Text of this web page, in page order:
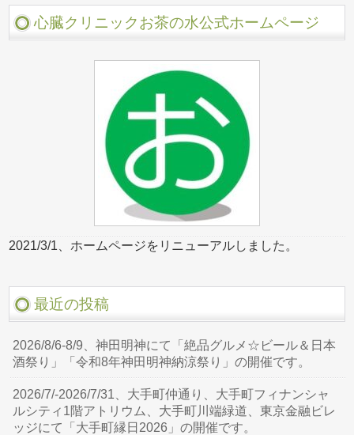
心臓クリニックお茶の水公式ホームページ
2021/3/1、ホームページをリニューアルしました。
最近の投稿
2026/8/6-8/9、神田明神にて「絶品グルメ☆ビール＆日本
酒祭り」「令和8年神田明神納涼祭り」の開催です。
2026/7/-2026/7/31、大手町仲通り、大手町フィナンシャ
ルシティ1階アトリウム、大手町川端緑道、東京金融ビレ
ッジにて「大手町縁日2026」の開催です。